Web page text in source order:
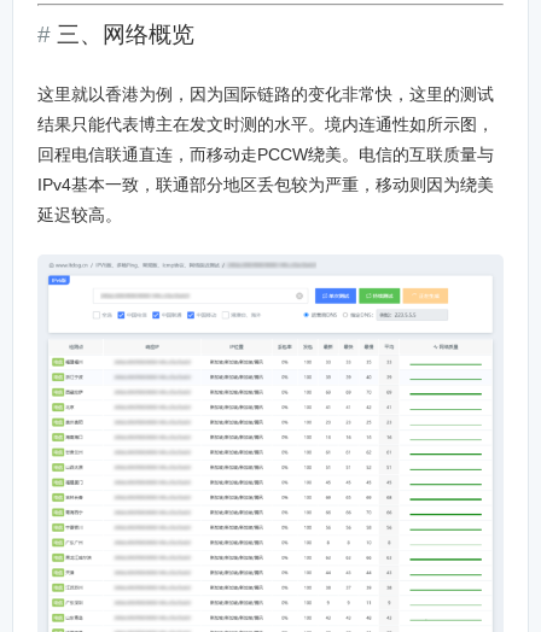
三、网络概览
这里就以香港为例，因为国际链路的变化非常快，这里的测试
结果只能代表博主在发文时测的水平。境内连通性如所示图，
回程电信联通直连，而移动走PCCW绕美。电信的互联质量与
IPv4基本一致，联通部分地区丢包较为严重，移动则因为绕美
延迟较高。